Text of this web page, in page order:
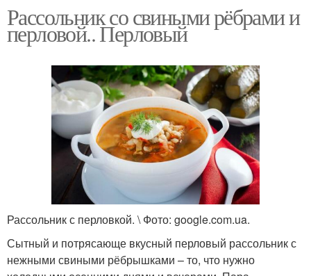
Рассольник со свиными рёбрами и
перловой.. Перловый
Рассольник с перловкой. \ Фото: google.com.ua.
Сытный и потрясающе вкусный перловый рассольник с
нежными свиными рёбрышками – то, что нужно